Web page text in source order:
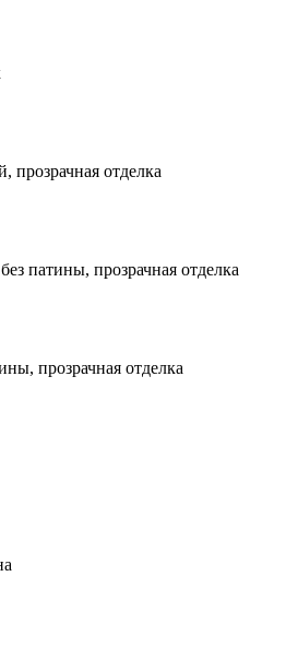
прозрачная отделка
патины, прозрачная отделка
прозрачная отделка